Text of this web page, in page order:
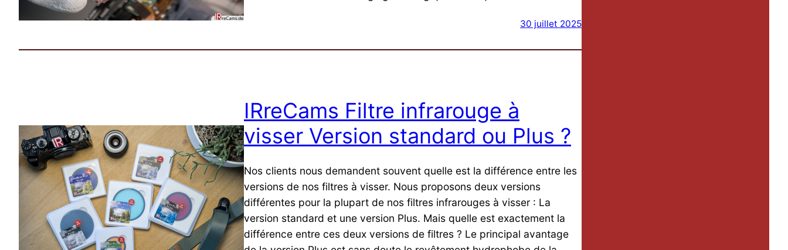
30 juillet 2025
IRreCams Filtre infrarouge à
visser Version standard ou Plus ?
Nos clients nous demandent souvent quelle est la différence entre les
versions de nos filtres à visser. Nous proposons deux versions
différentes pour la plupart de nos filtres infrarouges à visser : La
version standard et une version Plus. Mais quelle est exactement la
différence entre ces deux versions de filtres ? Le principal avantage